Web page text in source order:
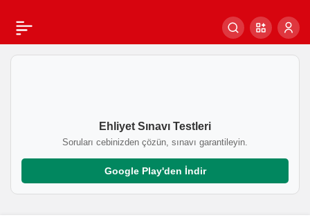
Ehliyet Sınavı Testleri
Soruları cebinizden çözün, sınavı garantileyin.
Google Play'den İndir
BUSKİ borçlarında büyük
yapılandırma fırsatı
0 Paylaş